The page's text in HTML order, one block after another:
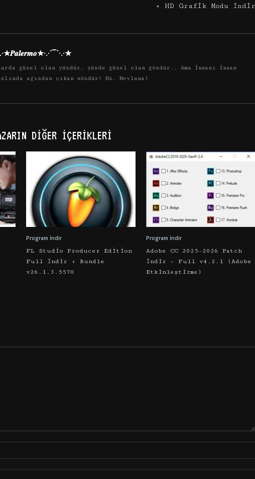
+ HD Grafik Modu İndir
güzel olan yüzdür, yüzde güzel olan gözdür.. Ama insanı insan
ağızdan çıkan sözdür! Hz. Mevlana)
DIĞER İÇERIKLERI
Program İndir
FL Studio Producer Edition
Full İndir + Bundle
v26.1.3.5570
Program İndir
Adobe CC 2025-2026 Patch
İndir – Full v4.2.1 (Adobe
Etkinleştirme)